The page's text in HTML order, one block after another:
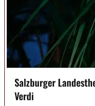
Salzburger
Verdi